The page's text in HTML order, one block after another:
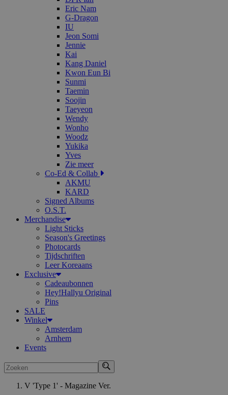
Eric Nam
G-Dragon
IU
Jeon Somi
Jennie
Kai
Kang Daniel
Kwon Eun Bi
Sunmi
Taemin
Soojin
Taeyeon
Wendy
Wonho
Woodz
Yukika
Yves
Zie meer
Co-Ed & Collab
AKMU
KARD
Signed Albums
O.S.T.
Merchandise
Light Sticks
Season's Greetings
Photocards
Tijdschriften
Leer Koreaans
Exclusive
Cadeaubonnen
Hey!Hallyu Original
Pins
SALE
Winkel
Amsterdam
Arnhem
Events
Zoeken
V 'Type 1' - Magazine Ver.